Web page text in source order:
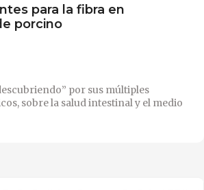
para la fibra en
porcino
por sus múltiples
sobre la salud intestinal y el medio